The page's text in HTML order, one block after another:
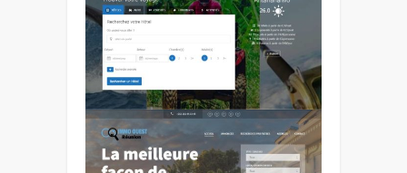
Custom Travel in
Madagascar